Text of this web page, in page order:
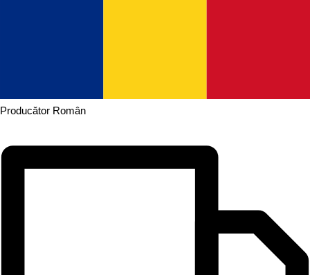
Producător Român